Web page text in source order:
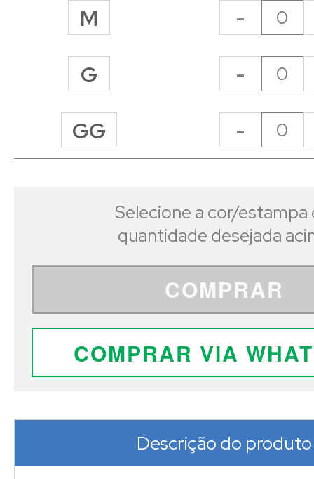
M -
G -
GG -
Selecione a cor/estampa
quantidade desejada
COMPRAR
COMPRAR VIA
Descrição do produto